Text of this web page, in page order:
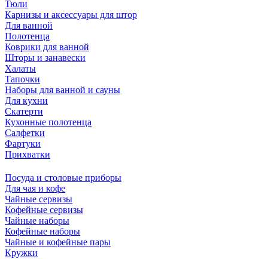
Тюли
Карнизы и аксессуары для штор
Для ванной
Полотенца
Коврики для ванной
Шторы и занавески
Халаты
Тапочки
Наборы для ванной и сауны
Для кухни
Скатерти
Кухонные полотенца
Салфетки
Фартуки
Прихватки
Посуда и столовые приборы
Для чая и кофе
Чайные сервизы
Кофейные сервизы
Чайные наборы
Кофейные наборы
Чайные и кофейные пары
Кружки